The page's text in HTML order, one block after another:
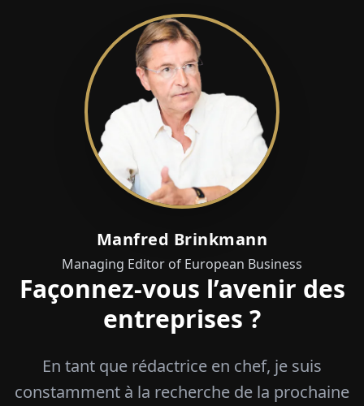
Manfred Brinkmann
Managing Editor of European Business
Façonnez-vous l’avenir des
entreprises ?
En tant que rédactrice en chef, je suis
constamment à la recherche de la prochaine